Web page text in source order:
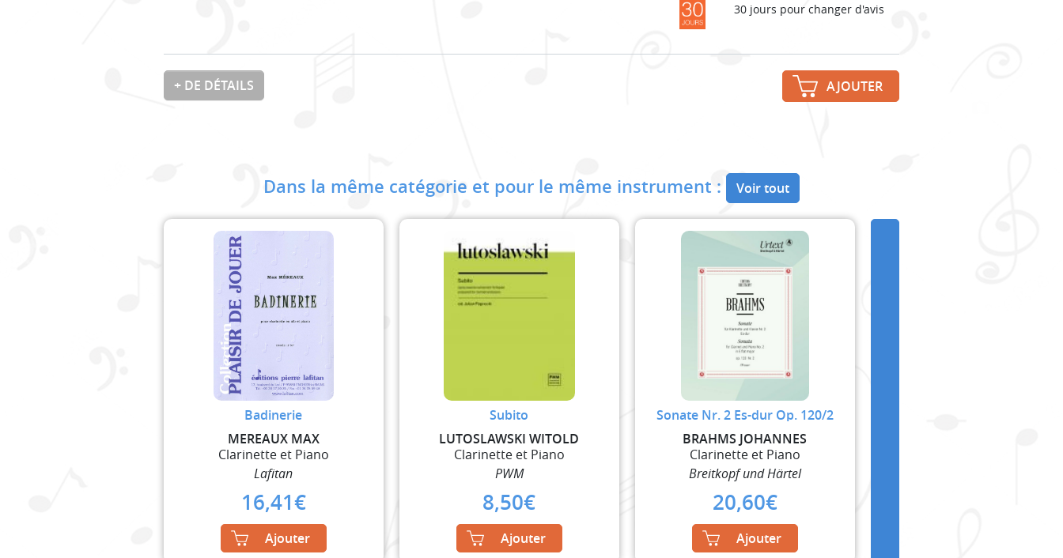
30 jours pour changer d'avis
+ DE DÉTAILS AJOUTER
Dans la même catégorie et pour le même instrument : Voir tout
Badinerie
MEREAUX MAX
Clarinette et Piano
Lafitan
16,41€
Ajouter
Subito
LUTOSLAWSKI WITOLD
Clarinette et Piano
PWM
8,50€
Ajouter
Sonate Nr. 2 Es-dur Op. 120/2
BRAHMS JOHANNES
Clarinette et Piano
Breitkopf und Härtel
20,60€
Ajouter